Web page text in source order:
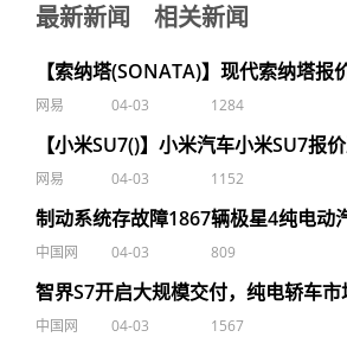
最新新闻 相关新闻
【索纳塔(SONATA)】现代索纳塔报
网易 04-03 1284
【小米SU7()】小米汽车小米SU7报
网易 04-03 1152
制动系统存故障1867辆极星4纯电动
中国网 04-03 809
智界S7开启大规模交付，纯电轿车
中国网 04-03 1567